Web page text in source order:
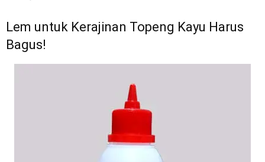
Lem untuk Kerajinan Topeng Kayu Harus
Bagus!